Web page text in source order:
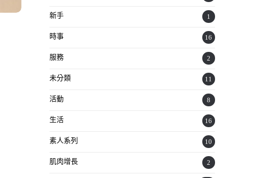
新手 1
時事 16
服務 2
未分類 11
活動 8
生活 16
素人系列 10
肌肉增長 2